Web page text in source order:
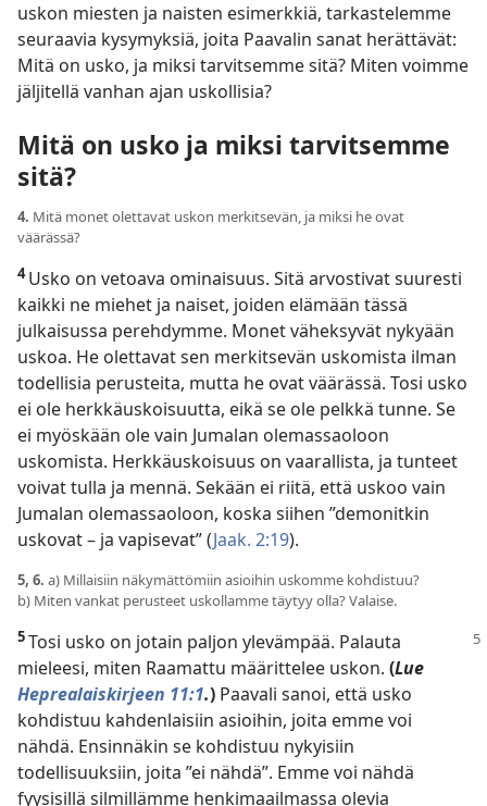
uskon miesten ja naisten esimerkkiä, tarkastelemme
seuraavia kysymyksiä, joita Paavalin sanat herättävät:
Mitä on usko, ja miksi tarvitsemme sitä? Miten voimme
jäljitellä vanhan ajan uskollisia?
Mitä on usko ja miksi tarvitsemme
sitä?
4. Mitä monet olettavat uskon merkitsevän, ja miksi he ovat
väärässä?
4Usko on vetoava ominaisuus. Sitä arvostivat suuresti
kaikki ne miehet ja naiset, joiden elämään tässä
julkaisussa perehdymme. Monet väheksyvät nykyään
uskoa. He olettavat sen merkitsevän uskomista ilman
todellisia perusteita, mutta he ovat väärässä. Tosi usko
ei ole herkkäuskoisuutta, eikä se ole pelkkä tunne. Se
ei myöskään ole vain Jumalan olemassaoloon
uskomista. Herkkäuskoisuus on vaarallista, ja tunteet
voivat tulla ja mennä. Sekään ei riitä, että uskoo vain
Jumalan olemassaoloon, koska siihen ”demonitkin
uskovat – ja vapisevat” (Jaak. 2:19).
5, 6. a) Millaisiin näkymättömiin asioihin uskomme kohdistuu?
b) Miten vankat perusteet uskollamme täytyy olla? Valaise.
5Tosi usko on jotain paljon ylevämpää. Palauta
mieleesi, miten Raamattu määrittelee uskon. (Lue
Heprealaiskirjeen 11:1.) Paavali sanoi, että usko
kohdistuu kahdenlaisiin asioihin, joita emme voi
nähdä. Ensinnäkin se kohdistuu nykyisiin
todellisuuksiin, joita ”ei nähdä”. Emme voi nähdä
fyysisillä silmillämme henkimaailmassa olevia